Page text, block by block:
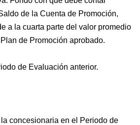
de la Cuenta de Promoción,
a la cuarta parte del valor promedio
de Promoción aprobado.
de Evaluación anterior.
concesionaria en el Periodo de